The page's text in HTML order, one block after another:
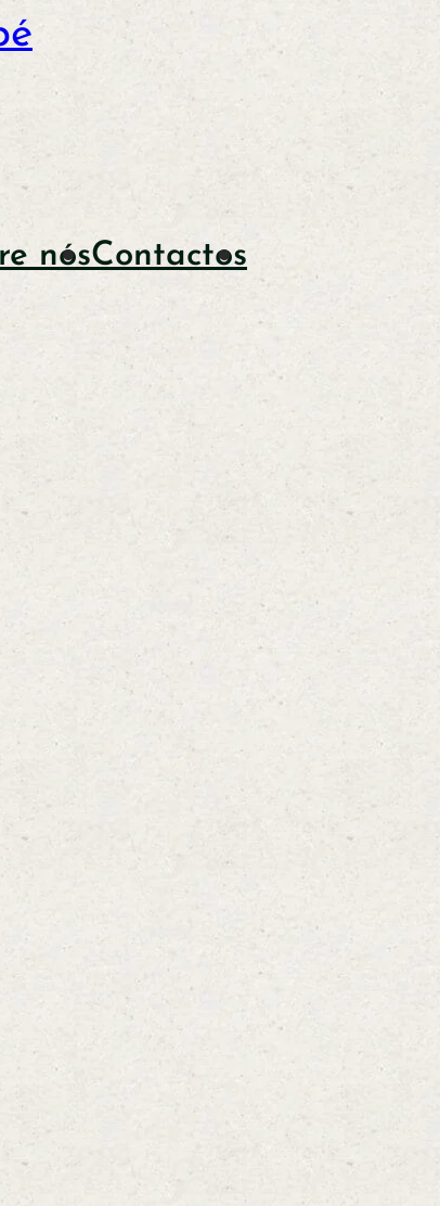
nósContactos